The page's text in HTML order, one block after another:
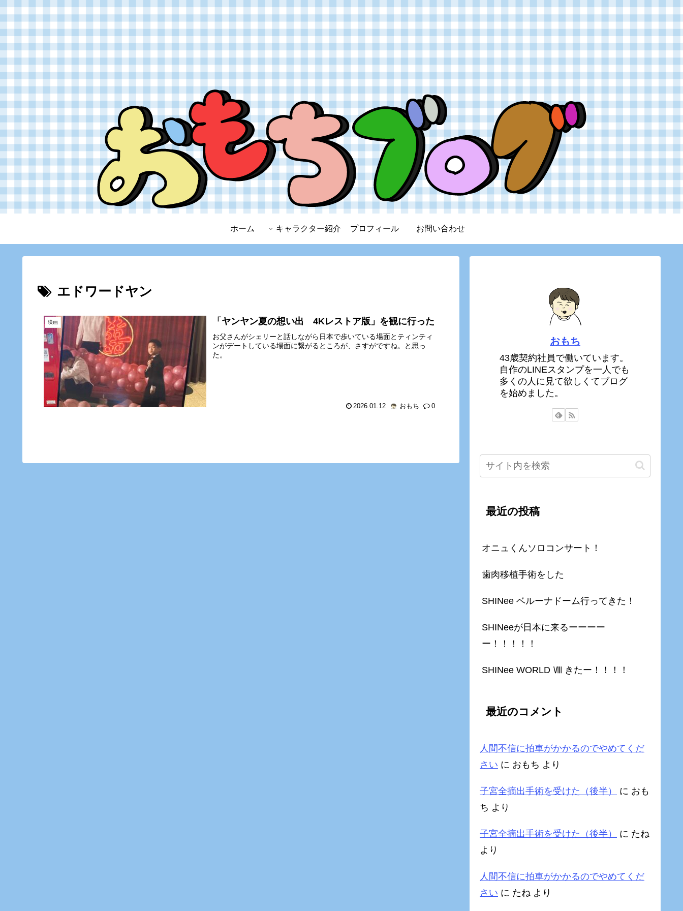
ホーム キャラクター紹介 プロフィール お問い合わせ
エドワードヤン
映画 「ヤンヤン夏の想い出 4Kレストア版」を観に行った
お父さんがシェリーと話しながら日本で歩いている場面とティンティ
ンがデートしている場面に繋がるところが、さすがですね。と思っ
た。
2026.01.12 おもち 0
おもち
43歳契約社員で働いています。
自作のLINEスタンプを一人でも
多くの人に見て欲しくてブログ
を始めました。
最近の投稿
オニュくんソロコンサート！
歯肉移植手術をした
SHINee ベルーナドーム行ってきた！
SHINeeが日本に来るーーーー
ー！！！！！
SHINee WORLD Ⅷ きたー！！！！
最近のコメント
人間不信に拍車がかかるのでやめてくだ
さい に おもち より
子宮全摘出手術を受けた（後半） に おも
ち より
子宮全摘出手術を受けた（後半） に たね
より
人間不信に拍車がかかるのでやめてくだ
さい に たね より